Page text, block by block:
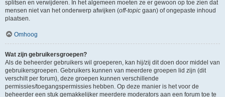
splitsen en verwijderen. In het algemeen moeten ze er gewoon op toe zien dat
mensen niet van het onderwerp afwijken (off-topic gaan) of ongepaste inhoud
plaatsen.
Omhoog
Wat zijn gebruikersgroepen?
Als de beheerder gebruikers wil groeperen, kan hij/zij dit doen door middel van
gebruikersgroepen. Gebruikers kunnen van meerdere groepen lid zijn (dit
verschilt per forum), deze groepen kunnen verschillende
permissies/toegangspermissies hebben. Op deze manier is het voor de
beheerder een stuk gemakkelijker meerdere moderators aan een forum toe te